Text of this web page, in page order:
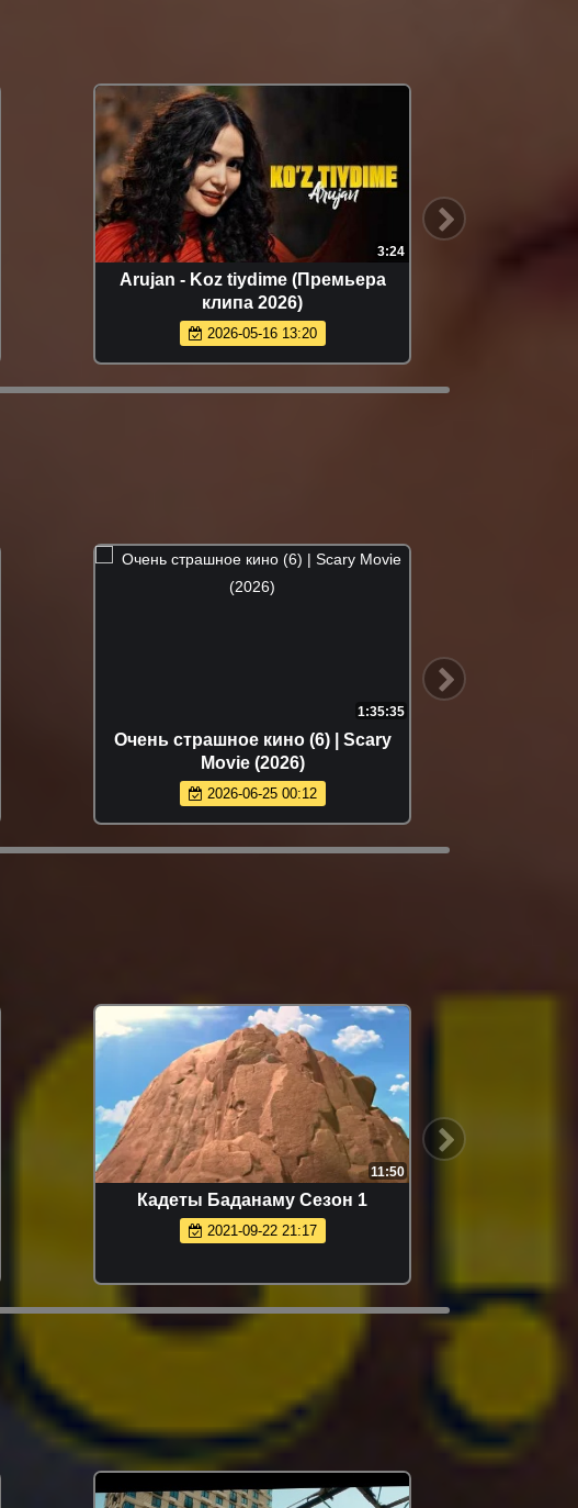
3:24
Arujan - Koz tiydime (Премьера
клипа 2026)
2026-05-16 13:20
1:35:35
Очень страшное кино (6) | Scary
Movie (2026)
2026-06-25 00:12
11:50
Кадеты Баданаму Сезон 1
2021-09-22 21:17